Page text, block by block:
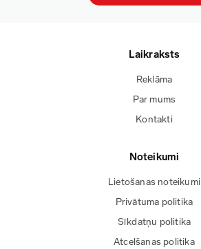
Laikraksts
Reklāma
Par mums
Kontakti
Noteikumi
Lietošanas noteikumi
Privātuma politika
Sīkdatņu politika
Atcelšanas politika